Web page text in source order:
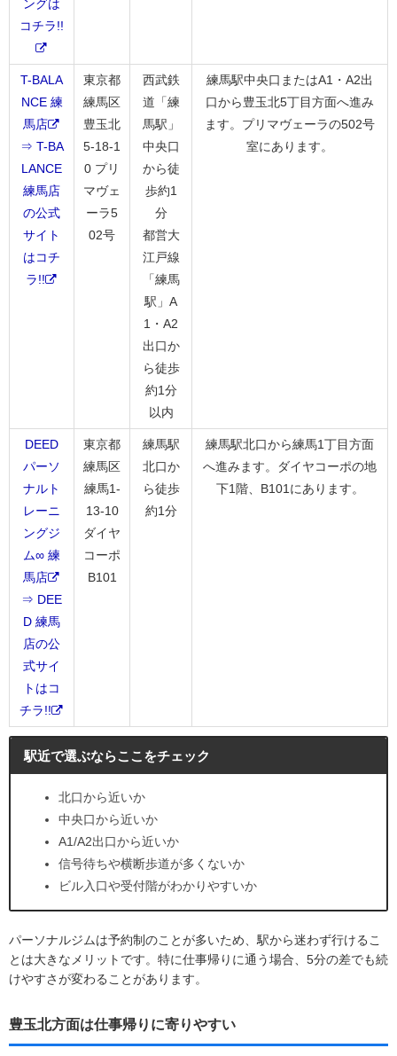
ングは
コチラ!!
T-BALA
NCE 練
馬店
⇒ T-BA
LANCE
練馬店
の公式
サイト
はコチ
ラ!!
東京都
練馬区
豊玉北
5-18-1
0 プリ
マヴェ
ーラ5
02号
西武鉄
道「練
馬駅」
中央口
から徒
歩約1
分
都営大
江戸線
「練馬
駅」A
1・A2
出口か
ら徒歩
約1分
以内
練馬駅中央口またはA1・A2出
口から豊玉北5丁目方面へ進み
ます。プリマヴェーラの502号
室にあります。
DEED
パーソ
ナルト
レーニ
ングジ
ム∞ 練
馬店
⇒ DEE
D 練馬
店の公
式サイ
トはコ
チラ!!
東京都
練馬区
練馬1-
13-10
ダイヤ
コーポ
B101
練馬駅
北口か
ら徒歩
約1分
練馬駅北口から練馬1丁目方面
へ進みます。ダイヤコーポの地
下1階、B101にあります。
駅近で選ぶならここをチェック
北口から近いか
中央口から近いか
A1/A2出口から近いか
信号待ちや横断歩道が多くないか
ビル入口や受付階がわかりやすいか
パーソナルジムは予約制のことが多いため、駅から迷わず行けるこ
とは大きなメリットです。特に仕事帰りに通う場合、5分の差でも続
けやすさが変わることがあります。
豊玉北方面は仕事帰りに寄りやすい